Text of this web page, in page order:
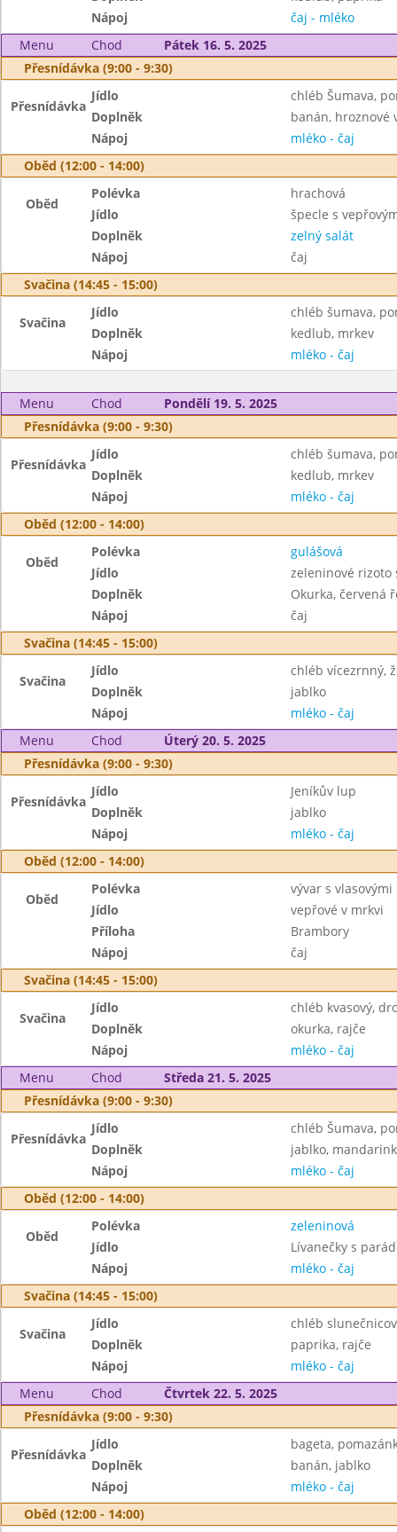
Nápoj
čaj - mléko
Menu
Chod
Pátek 16. 5. 2025
Přesnídávka (9:00 - 9:30)
Přesnídávka
Jídlo
chléb Šumava,
Doplněk
banán, hroznové
Nápoj
mléko - čaj
Oběd (12:00 - 14:00)
Oběd
Polévka
hrachová
Jídlo
špecle s
Doplněk
zelný salát
Nápoj
čaj
Svačina (14:45 - 15:00)
Svačina
Jídlo
chléb šumava,
Doplněk
kedlub, mrkev
Nápoj
mléko - čaj
Menu Chod
Pondělí 19. 5. 2025
Přesnídávka (9:00 - 9:30)
Přesnídávka
Jídlo
chléb šumava,
Doplněk
kedlub, mrkev
Nápoj
mléko - čaj
Oběd (12:00 - 14:00)
Oběd
Polévka
gulášová
Jídlo
zeleninové rizoto
Doplněk
Okurka, červená
Nápoj
čaj
Svačina (14:45 - 15:00)
Svačina
Jídlo
chléb vícezrnný,
Doplněk
jablko
Nápoj
mléko - čaj
Menu
Chod
Úterý 20. 5. 2025
Přesnídávka (9:00 - 9:30)
Přesnídávka
Jídlo
Jeníkův lup
Doplněk
jablko
Nápoj
mléko - čaj
Oběd (12:00 - 14:00)
Oběd
Polévka
vývar s
Jídlo
vepřové v mrkvi
Příloha
Brambory
Nápoj
čaj
Svačina (14:45 - 15:00)
Svačina
Jídlo
chléb kvasový,
Doplněk
okurka, rajče
Nápoj
mléko - čaj
Menu
Chod
Středa 21. 5. 2025
Přesnídávka (9:00 - 9:30)
Přesnídávka
Jídlo
chléb Šumava,
Doplněk
jablko,
Nápoj
mléko - čaj
Oběd (12:00 - 14:00)
Oběd
Polévka
zeleninová
Jídlo
Lívanečky s
Nápoj
mléko - čaj
Svačina (14:45 - 15:00)
Svačina
Jídlo
chléb
Doplněk
paprika, rajče
Nápoj
mléko - čaj
Menu
Chod
Čtvrtek 22. 5. 2025
Přesnídávka (9:00 - 9:30)
Přesnídávka
Jídlo
bageta,
Doplněk
banán, jablko
Nápoj
mléko - čaj
Oběd (12:00 - 14:00)